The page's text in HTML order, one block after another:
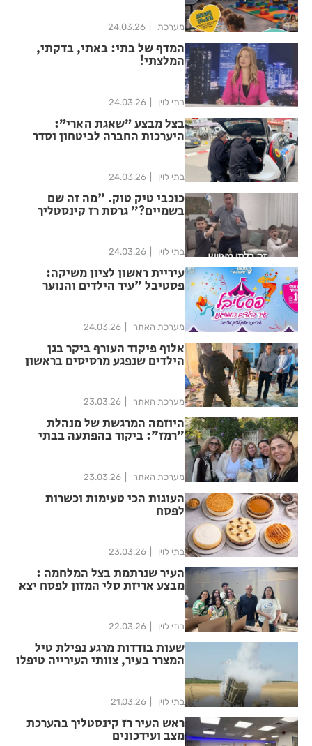
מערכת 24.03.26
המדף של בתי: באתי, בדקתי,
המלצתי!
בתי לוין 24.03.26
בצל מבצע ״שאגת הארי״:
היערכות החברה לביטחון וסדר
בתי לוין 24.03.26
כוכבי טיק טוק. "מה זה שם
בשמיים?" גרסת רז קינסטליך
בתי לוין 24.03.26
עיריית ראשון לציון משיקה:
פסטיבל "עיר הילדים והנוער
מערכת האתר 24.03.26
אלוף פיקוד העורף ביקר בגן
הילדים שנפגע מרסיסים בראשון
מערכת האתר 23.03.26
היוזמה המרגשת של מנהלת
"רמז": ביקור בהפתעה בבתי
מערכת האתר 23.03.26
העוגות הכי טעימות וכשרות
לפסח
בתי לוין 23.03.26
העיר שנרתמת בצל המלחמה :
מבצע אריזת סלי המזון לפסח יצא
בתי לוין 22.03.26
שעות בודדות מרגע נפילת טיל
המצרר בעיר, צוותי העירייה טיפלו
המקורי
בתי לוין 21.03.26
ראש העיר רז קינסטליך בהערכת
מצב ועידכונים